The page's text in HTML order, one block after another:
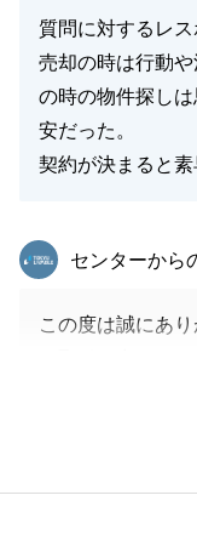
質問に対するレ
売却の時は行動
の時の物件探し
安だった。
契約が決まると素
東急リバブル
センターから
この度は誠にあり
そのような中で
だき、また綿密
とには大変感謝